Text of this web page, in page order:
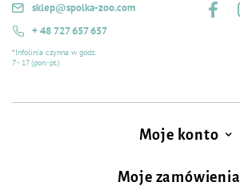
sklep@spolka-zoo.com
+ 48 727 657 657
*Infolinia czynna w godz.
7 - 17 (pon.-pt.)
Moje konto
Moje zamówienia